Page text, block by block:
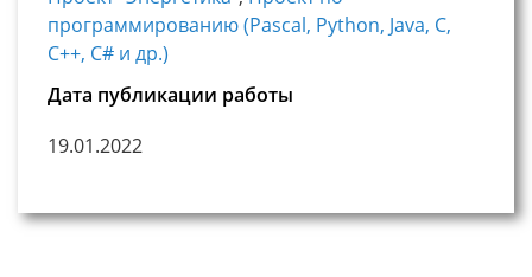
программированию (Pascal, Python, Java, С,
С++, C# и др.)
Дата публикации работы
19.01.2022